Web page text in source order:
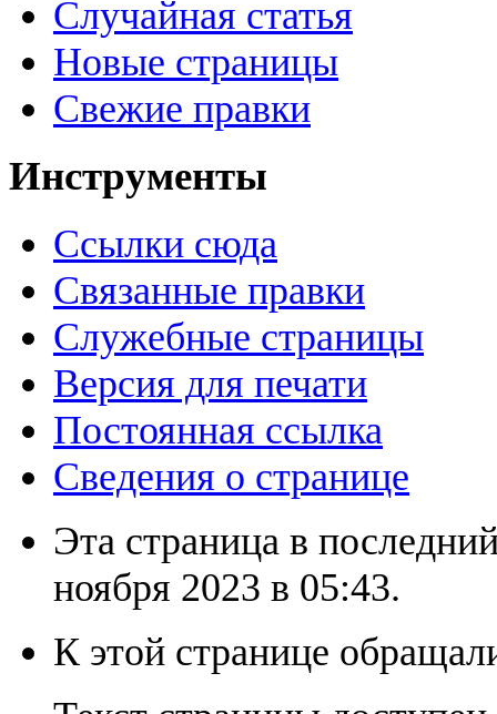
Случайная статья
Новые страницы
Свежие правки
Инструменты
Ссылки сюда
Связанные правки
Служебные страницы
Версия для печати
Постоянная ссылка
Сведения о странице
Эта страница в
ноября 2023 в 05:43.
К этой странице